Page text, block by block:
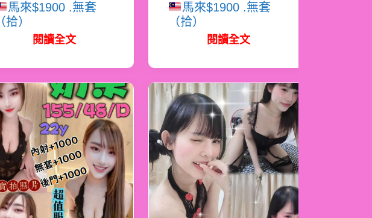
馬來$1900 .無套
（拾）
閱讀全文
馬來$1900 .無套
（拾）
閱讀全文